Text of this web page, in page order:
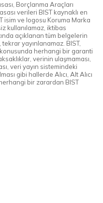
Borçlanma Araçları
verileri BIST kaynaklı en
isim ve logosu Koruma Marka
kullanılamaz, iktibas
açıklanan tüm belgelerin
yayınlanamaz. BIST,
konusunda herhangi bir garanti
verinin ulaşmaması,
veri yayın sistemindeki
gibi hallerde Alıcı, Alt Alıcı
bir zarardan BIST